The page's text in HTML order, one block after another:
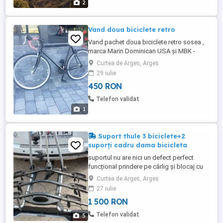
2
1
Vand doua biciclete retro
Vand pachet doua biciclete retro sosea ,
marca Marin Dominican USA și MBK -
Franța.de dama Ambele în stare buna .
Curtea de Arges, Arges
29 iulie
450 RON
Telefon validat
5
Suport thule 3 biciclete+2
suporți cadru dama bicicleta
suportul nu are nici un defect perfect
funcțional prindere pe cârlig și blocaj cu
cheie vine însoțit de 2 suporți care se
prind pe bicicletele de dama .că mai apoi
sa se pot pune pe suport bicicleta preț fix
Curtea de Arges, Arges
27 iulie
1 500 RON
Telefon validat